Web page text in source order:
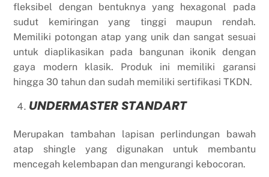
fleksibel dengan bentuknya yang hexagonal pada
sudut kemiringan yang tinggi maupun rendah.
Memiliki potongan atap yang unik dan sangat sesuai
untuk diaplikasikan pada bangunan ikonik dengan
gaya modern klasik. Produk ini memiliki garansi
hingga 30 tahun dan sudah memiliki sertifikasi TKDN.
UNDERMASTER STANDART
Merupakan tambahan lapisan perlindungan bawah
atap shingle yang digunakan untuk membantu
mencegah kelembapan dan mengurangi kebocoran.